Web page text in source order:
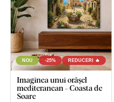
NOU -25% REDUCERI 🔥
Imaginea unui orășel
mediteranean - Coasta de
Soare